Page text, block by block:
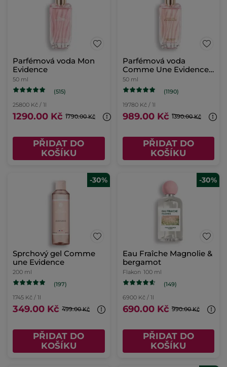
Parfémová voda Mon
Evidence
50 ml
(515)
25800 Kč / 1l
1290.00 Kč 1790.00 Kč
PŘIDAT DO
KOŠÍKU
Parfémová voda
Comme Une Evidence
50ml
50 ml
(1190)
19780 Kč / 1l
989.00 Kč 1390.00 Kč
PŘIDAT DO
KOŠÍKU
-30%
Sprchový gel Comme
une Evidence
200 ml
(197)
1745 Kč / 1l
349.00 Kč 499.00 Kč
PŘIDAT DO
KOŠÍKU
-30%
Eau Fraîche Magnolie &
bergamot
Flakon 100 ml
(149)
6900 Kč / 1l
690.00 Kč 990.00 Kč
PŘIDAT DO
KOŠÍKU